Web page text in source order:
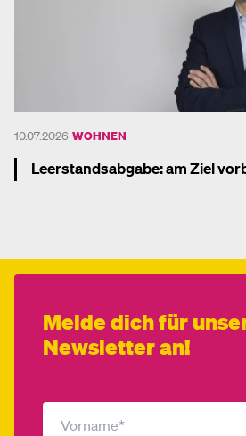
10.07.2026 WOHNEN
Leerstandsabgabe: am Ziel
Melde dich für
Newsletter an!